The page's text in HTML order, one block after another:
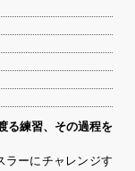
る練習、その過程を
ラーにチャレンジす